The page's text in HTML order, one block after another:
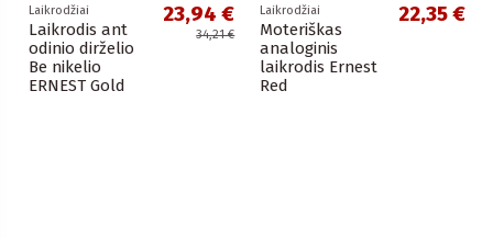
Laikrodžiai
Laikrodis ant
odinio dirželio
Be nikelio
ERNEST Gold
23,94 €
34,21 €
Laikrodžiai
Moteriškas
analoginis
laikrodis Ernest
Red
22,35 €